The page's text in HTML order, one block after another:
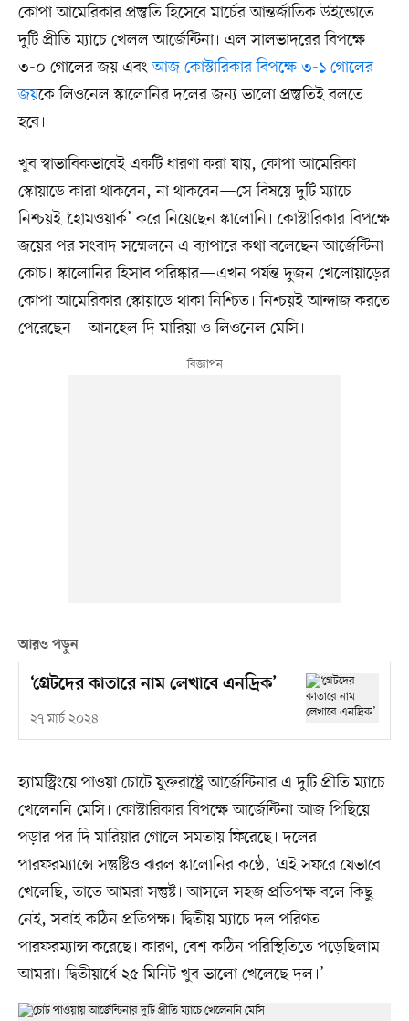
কোপা আমেরিকার প্রস্তুতি হিসেবে মার্চের আন্তর্জাতিক উইন্ডোতে
দুটি প্রীতি ম্যাচে খেলল আর্জেন্টিনা। এল সালভাদরের বিপক্ষে
৩-০ গোলের জয় এবংআজ কোস্টারিকার বিপক্ষে ৩-১ গোলের
জয়কে লিওনেল স্কালোনির দলের জন্য ভালো প্রস্তুতিই বলতে
হবে।
খুব স্বাভাবিকভাবেই একটি ধারণা করা যায়, কোপা আমেরিকা
স্কোয়াডে কারা থাকবেন, না থাকবেন—সে বিষয়ে দুটি ম্যাচে
নিশ্চয়ই ‘হোমওয়ার্ক’ করে নিয়েছেন স্কালোনি। কোস্টারিকার বিপক্ষে
জয়ের পর সংবাদ সম্মেলনে এ ব্যাপারে কথা বলেছেন আর্জেন্টিনা
কোচ। স্কালোনির হিসাব পরিষ্কার—এখন পর্যন্ত দুজন খেলোয়াড়ের
কোপা আমেরিকার স্কোয়াডে থাকা নিশ্চিত। নিশ্চয়ই আন্দাজ করতে
পেরেছেন—আনহেল দি মারিয়া ও লিওনেল মেসি।
আরও পড়ুন
‘গ্রেটদের কাতারে নাম লেখাবে এনদ্রিক’
২৭ মার্চ ২০২৪
হ্যামস্ট্রিংয়ে পাওয়া চোটে যুক্তরাষ্ট্রে আর্জেন্টিনার এ দুটি প্রীতি ম্যাচে
খেলেননি মেসি। কোস্টারিকার বিপক্ষে আর্জেন্টিনা আজ পিছিয়ে
পড়ার পর দি মারিয়ার গোলে সমতায় ফিরেছে। দলের
পারফরম্যান্সে সন্তুষ্টিও ঝরল স্কালোনির কণ্ঠে, ‘এই সফরে যেভাবে
খেলেছি, তাতে আমরা সন্তুষ্ট। আসলে সহজ প্রতিপক্ষ বলে কিছু
নেই, সবাই কঠিন প্রতিপক্ষ। দ্বিতীয় ম্যাচে দল পরিণত
পারফরম্যান্স করেছে। কারণ, বেশ কঠিন পরিস্থিতিতে পড়েছিলাম
আমরা। দ্বিতীয়ার্ধে ২৫ মিনিট খুব ভালো খেলেছে দল।’